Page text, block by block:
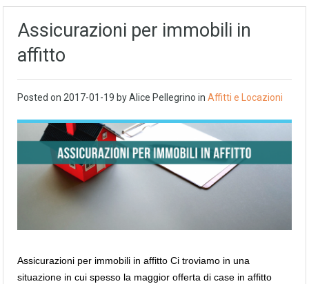
Assicurazioni per immobili in
affitto
Posted on 2017-01-19 byAlice Pellegrino in Affitti e Locazioni
Assicurazioni per immobili in affitto Ci troviamo in una
situazione in cui spesso la maggior offerta di case in affitto